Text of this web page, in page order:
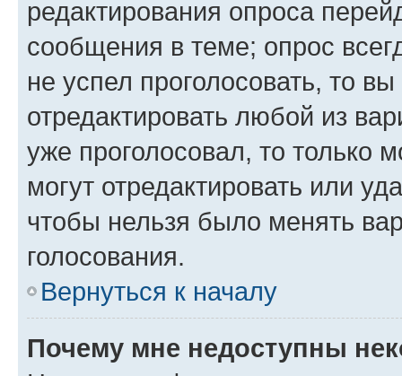
редактирования опроса
сообщения в теме; опрос
не успел проголосовать, то
отредактировать любой из
уже проголосовал, то только
могут отредактировать или
чтобы нельзя было менять
голосования.
Вернуться к началу
Почему мне недоступны